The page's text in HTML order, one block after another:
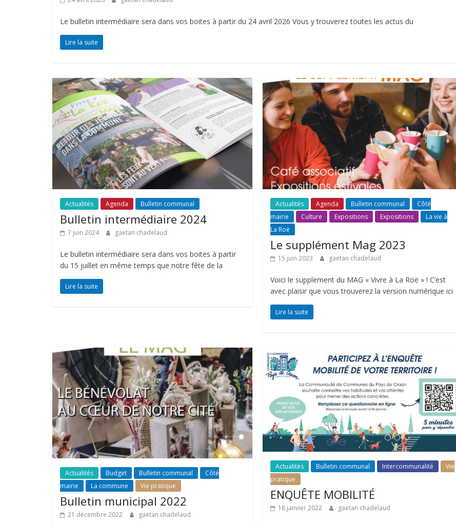
Le bulletin intermédiaire sera dans vos boites à partir du 24 avril 2026 Vous y trouverez toutes les actus du
Lire la suite
Actualités Agenda Bulletin communal
Bulletin intermédiaire 2024
7 juin 2024 gaetan chadelaud
Le bulletin intermédiaire sera dans vos boites à partir
du 15 juillet en même temps que notre fête de la
Lire la suite
Actualités Agenda Bulletin communal
Côté
mairie
Culture Expositions Expositions
La vie à
La Roë
Le supplément Mag 2023
15 juin 2023 gaetan chadelaud
Voici le supplement du MAG « Vivre à La Roë » ! C’est
avec plaisir que vous trouverez la version numérique ici
Lire la suite
Actualités Budget Bulletin communal
Côté
mairie
La commune Vie pratique
Bulletin municipal 2022
21 décembre 2022 gaetan chadelaud
Actualités Bulletin communal Intercommunalité
Vie
pratique
ENQUÊTE MOBILITÉ
18 janvier 2022 gaetan chadelaud